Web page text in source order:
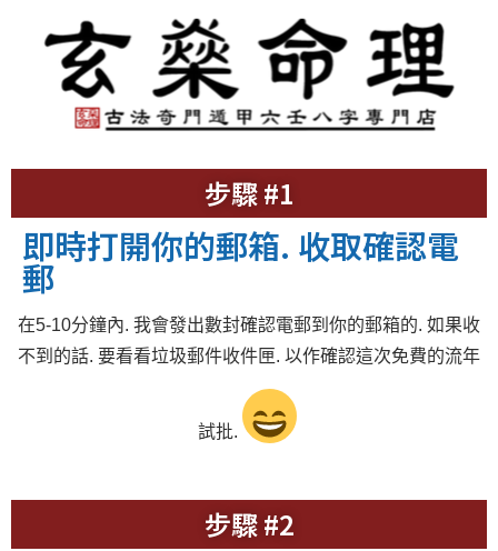
步驟 #1
即時打開你的郵箱. 收取確認電
郵
在5-10分鐘內. 我會發出數封確認電郵到你的郵箱的. 如果收
不到的話. 要看看垃圾郵件收件匣. 以作確認這次免費的流年
試批.
步驟 #2